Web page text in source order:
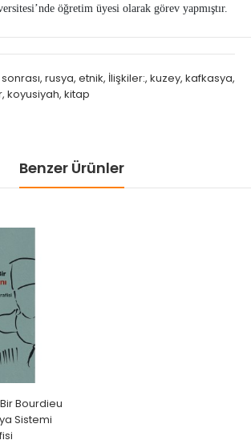
öğretim üyesi olarak görev yapmıştır.
sonrası, rusya, etnik, İlişkiler:, kuzey, kafkasya,
, koyusiyah, kitap
Benzer Ürünler
Bourdieu
Sistemi